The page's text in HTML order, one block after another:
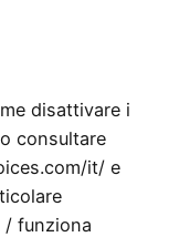
disattivare i
consultare
it/ e
/ funziona